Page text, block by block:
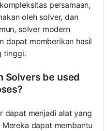
persamaan,
oleh solver, dan
solver modern
dapat memberikan hasil
tinggi.
Solvers be used
dapat menjadi alat yang
dapat membantu